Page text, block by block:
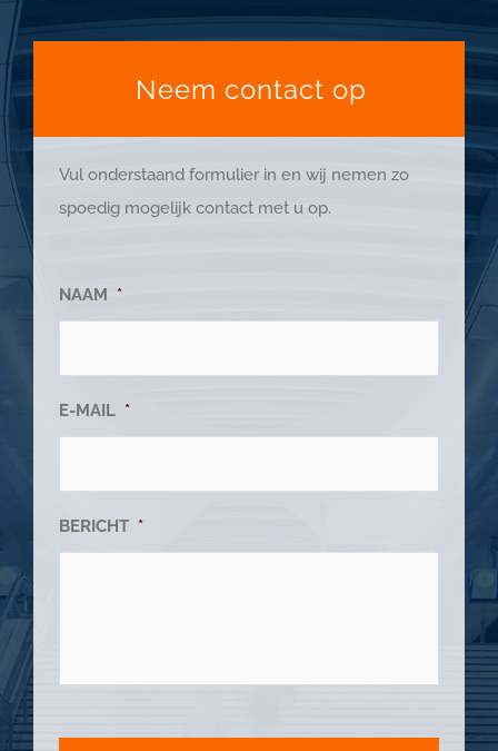
Neem contact op
Vul onderstaand formulier in en wij nemen zo
spoedig mogelijk contact met u op.
NAAM *
E-MAIL *
BERICHT *